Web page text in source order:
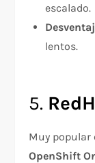
escalado.
lentos.
5.
Muy popular
OpenShift